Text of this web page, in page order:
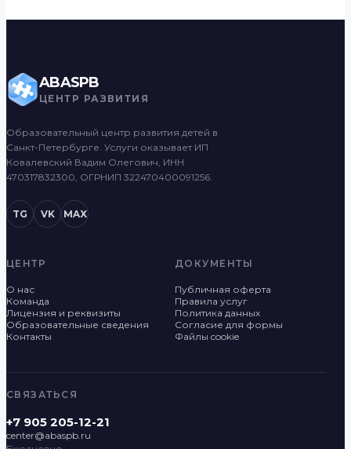
ABASPB
ЦЕНТР РАЗВИТИЯ
Образовательный центр развития детей в
Санкт-Петербурге. Услуги оказывает ИП
Ковалевский Вадим Олегович, ИНН
470317832300, ОГРНИП 322470400091256.
TG VK MAX
ЦЕНТР
О нас
Команда
Лицензия и реквизиты
Образовательные сведения
Контакты
ДОКУМЕНТЫ
Публичная оферта
Правила услуг
Политика данных
Согласие для формы
Файлы cookie
СВЯЗАТЬСЯ
+7 905 205-12-21
center@abaspb.ru